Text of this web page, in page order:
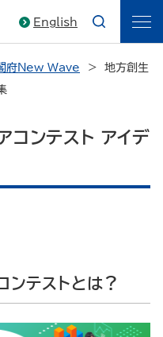
English
府New Wave
地方創生
ンテスト アイデ
テストとは？